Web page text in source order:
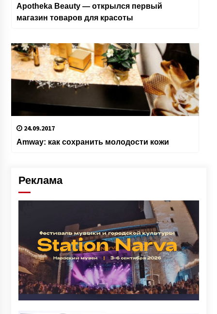
Apotheka Beauty — открылся первый
магазин товаров для красоты
24.09.2017
Amway: как сохранить молодости кожи
Реклама